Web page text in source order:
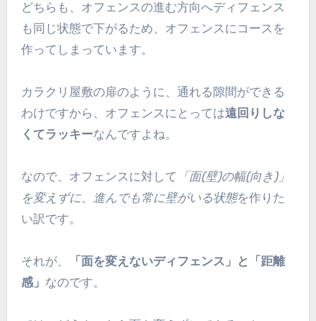
どちらも、オフェンスの進む方向へディフェンス
も同じ状態で下がるため、オフェンスにコースを
作ってしまっています。
カラクリ屋敷の扉のように、通れる隙間ができる
わけですから、オフェンスにとっては遠回りしな
くてラッキーなんですよね。
なので、オフェンスに対して 「面(壁)の幅(向き)」
を変えずに、進んでも常に壁がいる状態を作りた
い訳です。
それが、
「面を変えないディフェンス」と「距離
感」 なのです。